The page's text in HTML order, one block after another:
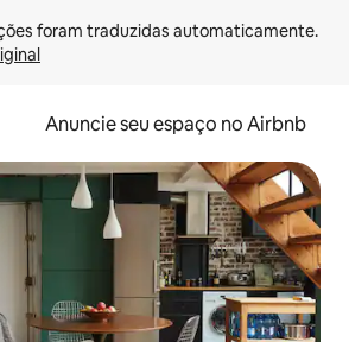
Anuncie seu espaço no Airbnb